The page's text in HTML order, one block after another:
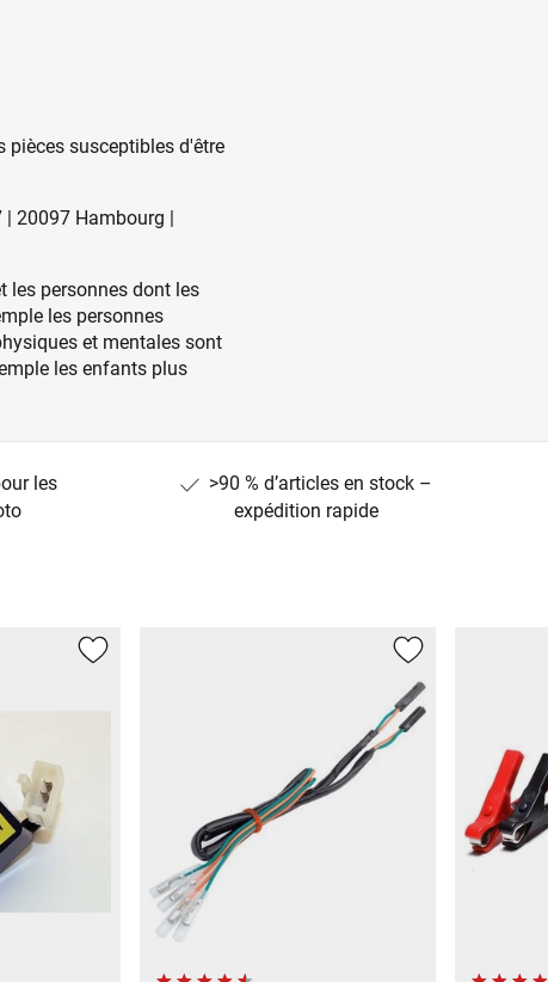
pièces susceptibles d'être
20097 Hambourg |
les personnes dont les
les personnes
et mentales sont
les enfants plus
les
>90 % d’articles en stock –
expédition rapide